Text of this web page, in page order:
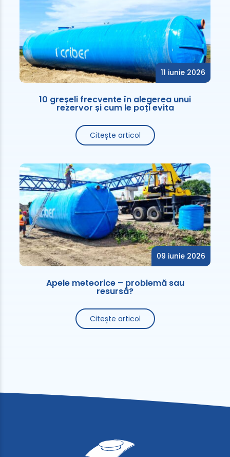
11 iunie 2026
10 greșeli frecvente în alegerea unui
rezervor și cum le poți evita
Citește articol
09 iunie 2026
Apele meteorice – problemă sau
resursă?
Citește articol